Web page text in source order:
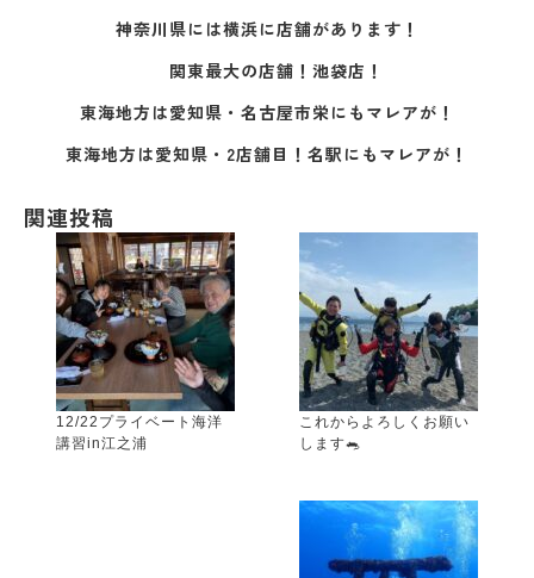
神奈川県には横浜に店舗があります！
関東最大の店舗！池袋店！
東海地方は愛知県・名古屋市栄にもマレアが！
東海地方は愛知県・2店舗目！名駅にもマレアが！
関連投稿
12/22プライベート海洋
講習in江之浦
これからよろしくお願い
します🐀